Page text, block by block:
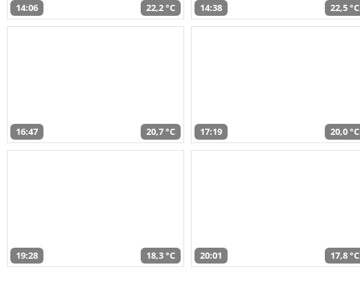
14:06 22,2 °C 14:38 22,5 °C
16:47 20,7 °C 17:19 20,0 °C
19:28 18,3 °C 20:01 17,8 °C